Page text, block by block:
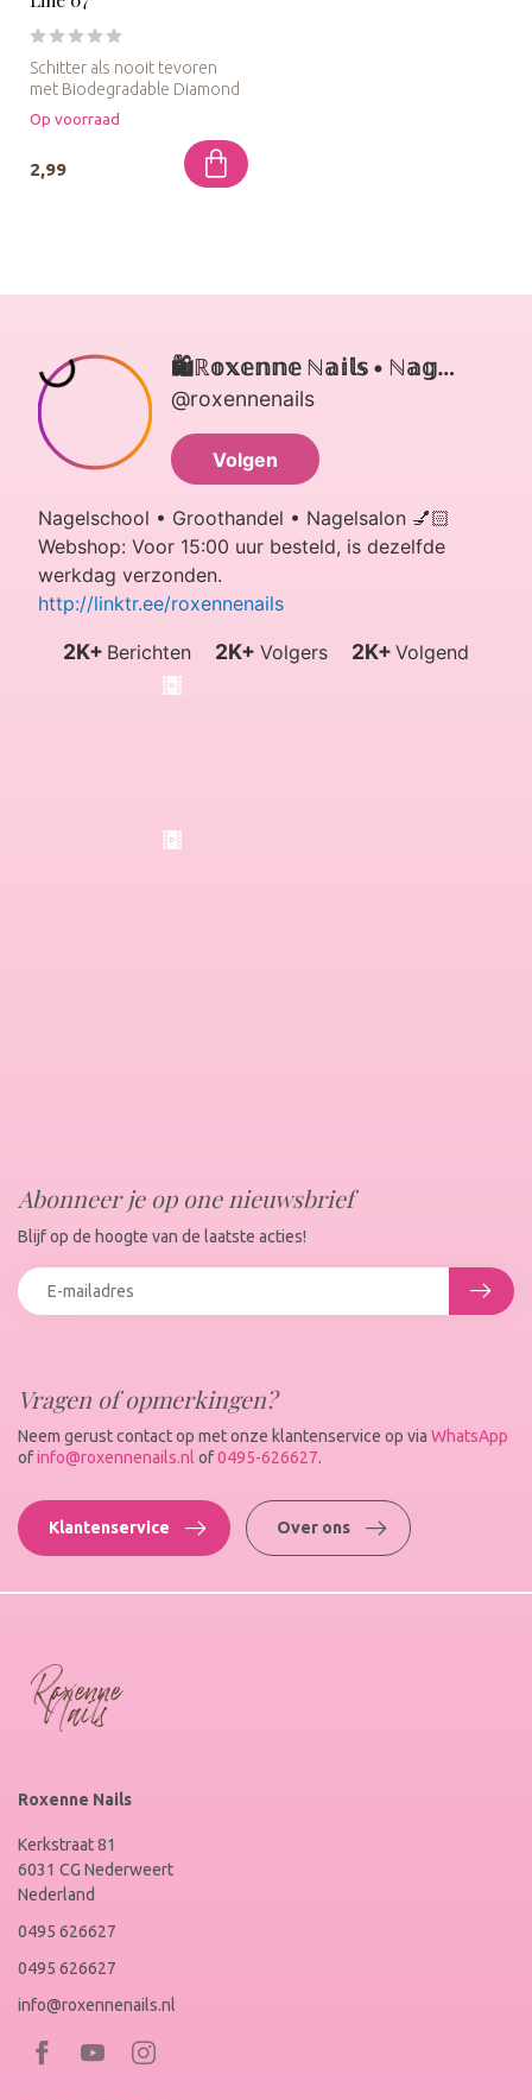
Schitter als nooit tevoren
met Biodegradable Diamond
Line 07, een schitterende g...
Op voorraad
2,99
Vragen of opmerkingen?
Neem gerust contact op met onze klantenservice op via WhatsApp
ofinfo@roxennenails.nl of0495-626627.
Klantenservice Over ons
Abonneer je op one nieuwsbrief
Blijf op de hoogte van de laatste acties!
Roxenne Nails
Kerkstraat 81
6031 CG Nederweert
Nederland
0495 626627
0495 626627
info@roxennenails.nl
Bezoek